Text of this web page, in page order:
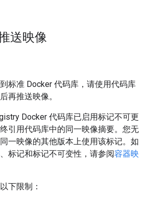
送映像
标准 Docker 代码库，请使用代码库
再推送映像。
Docker 代码库已启用标记不可更
引用代码库中的同一映像摘要。您无
一映像的其他版本上使用该标记。如
标记和标记不可变性，请参阅容器映
下限制：